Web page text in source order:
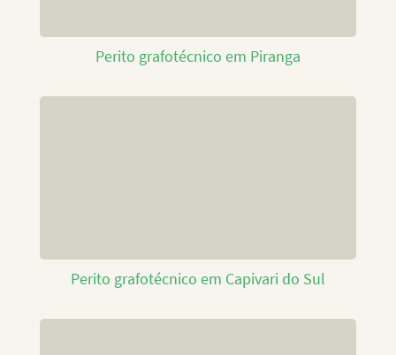
Perito grafotécnico em Piranga
Perito grafotécnico em Capivari do Sul